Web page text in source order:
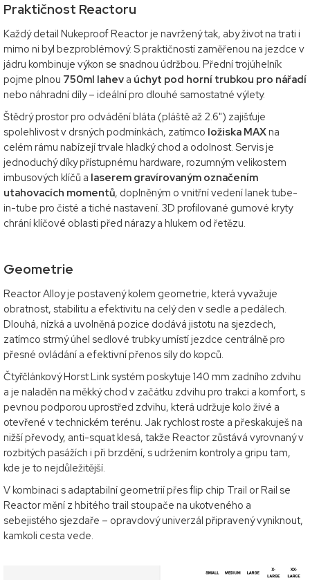
Praktičnost Reactoru
Každý detail Nukeproof Reactor je navržený tak, aby život na trati i
mimo ni byl bezproblémový. S praktičností zaměřenou na jezdce v
jádru kombinuje výkon se snadnou údržbou. Přední trojúhelník
pojme plnou 750ml lahev a úchyt pod horní trubkou pro nářadí
nebo náhradní díly – ideální pro dlouhé samostatné výlety.
Štědrý prostor pro odvádění bláta (pláště až 2.6") zajišťuje
spolehlivost v drsných podmínkách, zatímco ložiska MAXna
celém rámu nabízejí trvale hladký chod a odolnost. Servis je
jednoduchý díky přístupnému hardware, rozumným velikostem
imbusových klíčů a laserem gravírovaným označením
utahovacích momentů, doplněným o vnitřní vedení lanek tube-
in-tube pro čisté a tiché nastavení. 3D profilované gumové kryty
chrání klíčové oblasti před nárazy a hlukem od řetězu.
Geometrie
Reactor Alloy je postavený kolem geometrie, která vyvažuje
obratnost, stabilitu a efektivitu na celý den v sedle a pedálech.
Dlouhá, nízká a uvolněná pozice dodává jistotu na sjezdech,
zatímco strmý úhel sedlové trubky umístí jezdce centrálně pro
přesné ovládání a efektivní přenos síly do kopců.
Čtyřčlánkový Horst Link systém poskytuje 140 mm zadního zdvihu
a je naladěn na měkký chod v začátku zdvihu pro trakci a komfort, s
pevnou podporou uprostřed zdvihu, která udržuje kolo živé a
otevřené v technickém terénu. Jak rychlost roste a přeskakuješ na
nižší převody, anti-squat klesá, takže Reactor zůstává vyrovnaný v
rozbitých pasážích i při brzdění, s udržením kontroly a gripu tam,
kde je to nejdůležitější.
V kombinaci s adaptabilní geometrií přes flip chip Trail or Rail se
Reactor mění z hbitého trail stoupače na ukotveného a
sebejistého sjezdaře – opravdový univerzál připravený vyniknout,
kamkoli cesta vede.